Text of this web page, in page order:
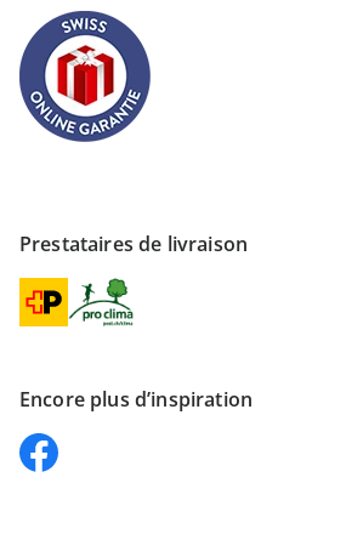
Prestataires de livraison
Encore plus d’inspiration